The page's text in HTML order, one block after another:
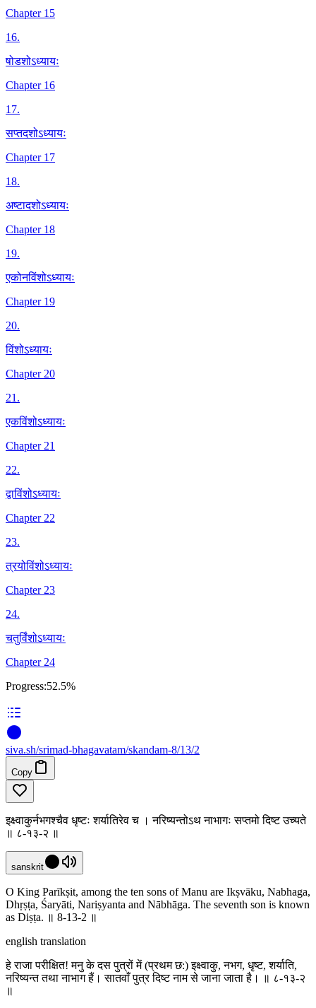
Chapter 15
16.
षोडशोऽध्यायः
Chapter 16
17.
सप्तदशोऽध्यायः
Chapter 17
18.
अष्टादशोऽध्यायः
Chapter 18
19.
एकोनविंशोऽध्यायः
Chapter 19
20.
विंशोऽध्यायः
Chapter 20
21.
एकविंशोऽध्यायः
Chapter 21
22.
द्वाविंशोऽध्यायः
Chapter 22
23.
त्रयोविंशोऽध्यायः
Chapter 23
24.
चतुर्विंशोऽध्यायः
Chapter 24
Progress:52.5%
siva.sh/srimad-bhagavatam/skandam-8/13/2
Copy
इक्ष्वाकुर्नभगश्चैव धृष्टः शर्यातिरेव च । नरिष्यन्तोऽथ नाभागः सप्तमो दिष्ट उच्यते
॥ ८-१३-२ ॥
sanskrit
O King Parīkṣit, among the ten sons of Manu are Ikṣvāku, Nabhaga,
Dhṛṣṭa, Śaryāti, Nariṣyanta and Nābhāga. The seventh son is known
as Diṣṭa. ॥ 8-13-2 ॥
english translation
हे राजा परीक्षित! मनु के दस पुत्रों में (प्रथम छ:) इक्ष्वाकु, नभग, धृष्ट, शर्याति,
नरिष्यन्त तथा नाभाग हैं। सातवाँ पुत्र दिष्ट नाम से जाना जाता है। ॥ ८-१३-२
॥